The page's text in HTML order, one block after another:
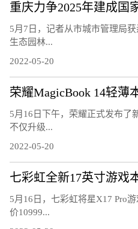
5月7日，记者从市城市管理局
生态园林...
2022-05-20
5月16日下午，荣耀正式发布了
不仅升级...
2022-05-20
5月16日，七彩虹将星X17 Pro
价10999...